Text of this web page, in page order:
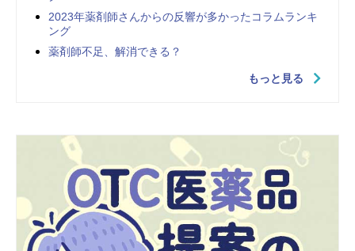
2023年薬剤師さんからの反響が多かったコラムランキ
ング
薬剤師不足、解消できる？
もっと見る